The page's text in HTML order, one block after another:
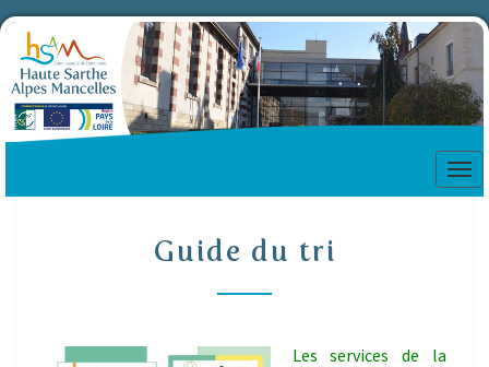
du
Guide du tri
Les services de la